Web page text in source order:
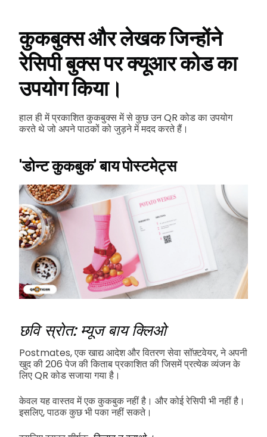
कुकबुक्स और लेखक जिन्होंने
रेसिपी बुक्स पर क्यूआर कोड का
उपयोग किया।
हाल ही में प्रकाशित कुकबुक्स में से कुछ उन QR कोड का उपयोग
करते थे जो अपने पाठकों को जुड़ने में मदद करते हैं।
'डोन्ट कुकबुक' बाय पोस्टमेट्स
छवि स्रोत: म्यूज बाय क्लिओ
Postmates, एक खाद्य आदेश और वितरण सेवा सॉफ़्टवेयर, ने अपनी
खुद की 206 पेज की किताब प्रकाशित की जिसमें प्रत्येक व्यंजन के
लिए QR कोड सजाया गया है।
केवल यह वास्तव में एक कुकबुक नहीं है। और कोई रेसिपी भी नहीं है।
इसलिए, पाठक कुछ भी पका नहीं सकते।